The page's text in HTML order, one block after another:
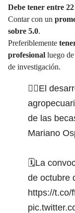
Debe tener entre
Contar con un
sobre 5.0.
Preferiblemente
profesional luego
de investigación.
👉🏼El
de las
Mariano
🗓️La
de octubre
https://t.co/